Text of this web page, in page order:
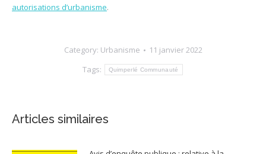
autorisations d’urbanisme.
Category: Urbanisme
11 janvier 2022
Tags:
Quimperlé Communauté
Articles similaires